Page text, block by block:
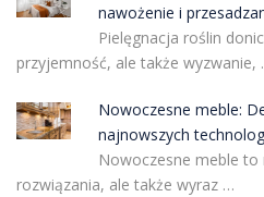
nawożenie i
Pielęgnacja roślin
przyjemność, ale także wyzwanie,
Nowoczesne meble:
najnowszych
Nowoczesne meble
rozwiązania, ale także wyraz …